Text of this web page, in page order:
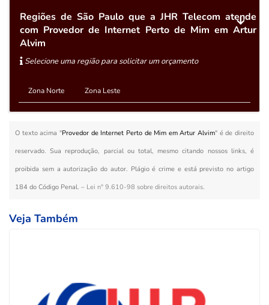
Regiões de São Paulo que a JHR Telecom atende
com Provedor de Internet Perto de Mim em Artur
Alvim
Selecione uma região para solicitar um orçamento
Zona Norte Zona Leste
O texto acima "Provedor de Internet Perto de Mim em Artur Alvim" é de direito
reservado. Sua reprodução, parcial ou total, mesmo citando nossos links, é
proibida sem a autorização do autor. Plágio é crime e está previsto no artigo
184 do Código Penal. – Lei n° 9.610-98 sobre direitos autorais.
Veja Também